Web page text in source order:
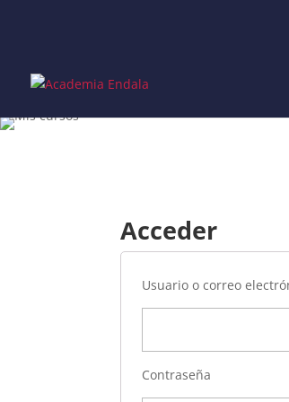
Acceder
Usuario o correo
Contraseña